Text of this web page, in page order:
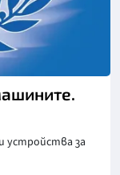
устройства за